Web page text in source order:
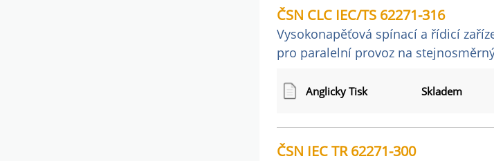
ČSN CLC IEC/TS 62271-316
Vysokonapěťová spínací a řídicí
pro paralelní provoz na
Anglicky Tisk Skladem
ČSN IEC TR 62271-300